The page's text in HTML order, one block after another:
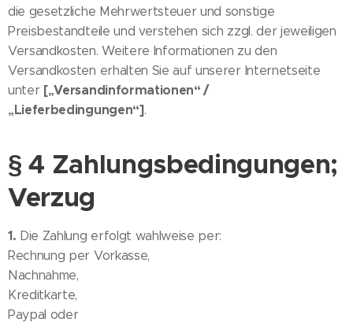
die gesetzliche Mehrwertsteuer und sonstige
Preisbestandteile und verstehen sich zzgl. der jeweiligen
Versandkosten. Weitere Informationen zu den
Versandkosten erhalten Sie auf unserer Internetseite
unter [„Versandinformationen“ /
„Lieferbedingungen“].
§ 4 Zahlungsbedingungen;
Verzug
1. Die Zahlung erfolgt wahlweise per:
Rechnung per Vorkasse,
Nachnahme,
Kreditkarte,
Paypal oder